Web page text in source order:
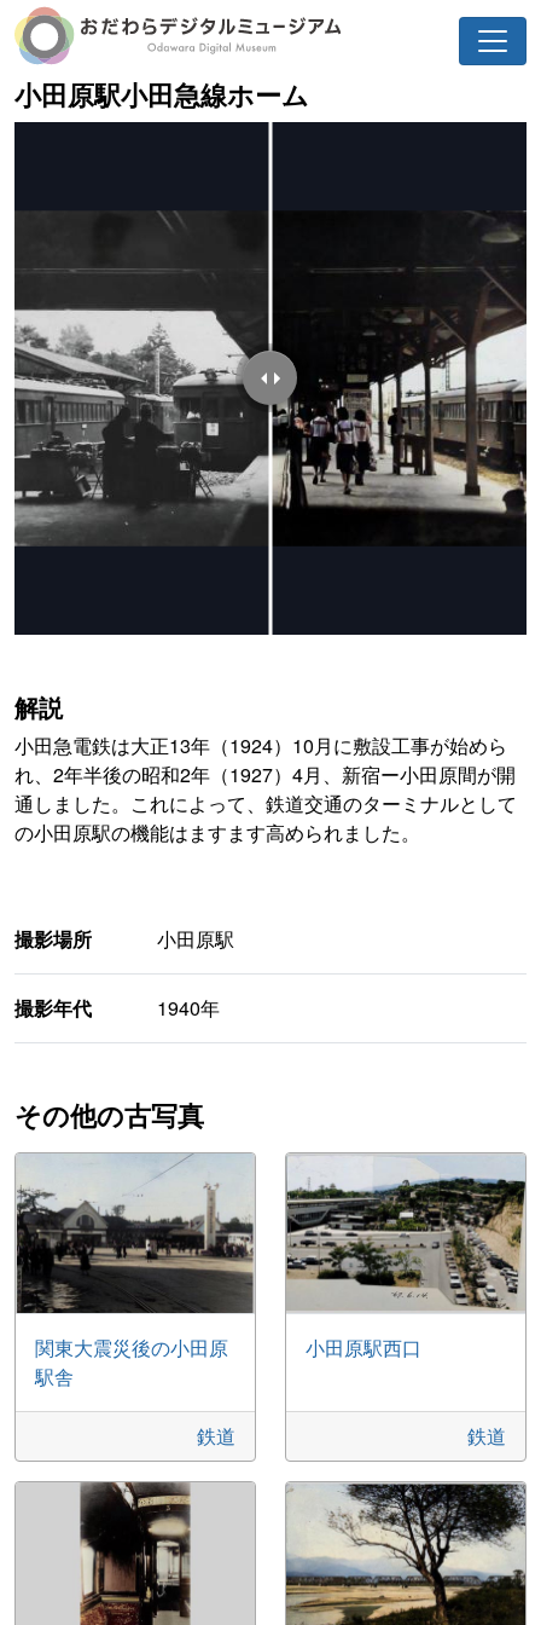
小田原駅小田急線ホーム
解説
小田急電鉄は大正13年（1924）10月に敷設工事が始めら
れ、2年半後の昭和2年（1927）4月、新宿ー小田原間が開
通しました。これによって、鉄道交通のターミナルとして
の小田原駅の機能はますます高められました。
撮影場所 小田原駅
撮影年代 1940年
その他の古写真
関東大震災後の小田原
駅舎
鉄道
小田原駅西口
鉄道